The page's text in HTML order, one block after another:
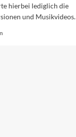
hierbei lediglich die
und Musikvideos.